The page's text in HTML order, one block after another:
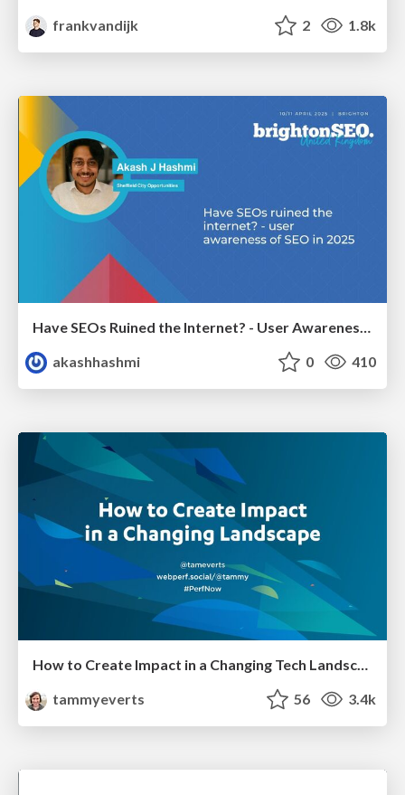
frankvandijk
2 1.8k
Have SEOs Ruined the Internet? - User Awareness of SEO in 2025
akashhashmi
0 410
tammyeverts
56 3.4k